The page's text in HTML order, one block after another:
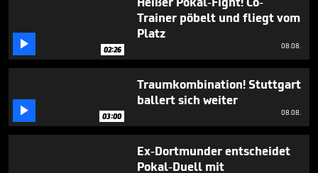
 02:26
Trainer pöbelt und fliegt vom
Platz
08.08.
 03:00
Traumkombination! Stuttgart
ballert sich weiter
08.08.
Ex-Dortmunder entscheidet
Pokal-Duell mit